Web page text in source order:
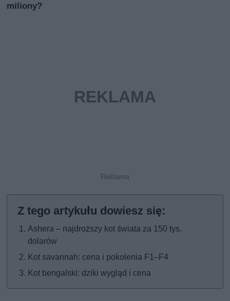
miliony?
Ashera – najdroższy kot świata za 150 tys.
dolarów
Kot savannah: cena i pokolenia F1–F4
Kot bengalski: dziki wygląd i cena